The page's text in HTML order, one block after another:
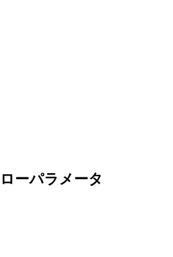
ーパラメータ